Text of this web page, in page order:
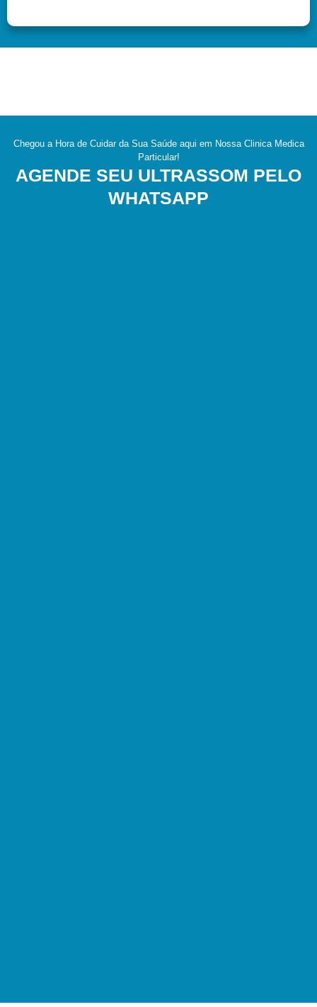
Chegou a Hora de Cuidar da Sua Saúde aqui em Nossa Clinica Medica
Particular!
AGENDE SEU ULTRASSOM PELO
WHATSAPP